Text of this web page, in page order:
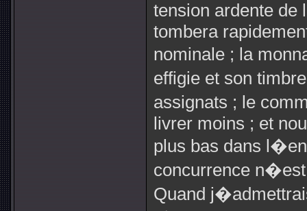
tension ardente
tombera
nominale ; la
effigie et son
assignats ; le
livrer moins ; et
plus bas dans
concurrence
Quand